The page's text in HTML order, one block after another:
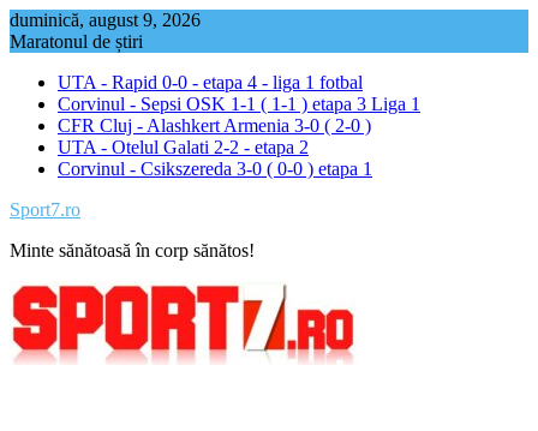
Skip
to
duminică, august 9, 2026
Maratonul de știri
UTA - Rapid 0-0 - etapa 4 - liga 1 fotbal
Corvinul - Sepsi OSK 1-1 ( 1-1 ) etapa 3 Liga 1
CFR Cluj - Alashkert Armenia 3-0 ( 2-0 )
UTA - Otelul Galati 2-2 - etapa 2
Corvinul - Csikszereda 3-0 ( 0-0 ) etapa 1
Sport7.ro
Minte sănătoasă în corp sănătos!